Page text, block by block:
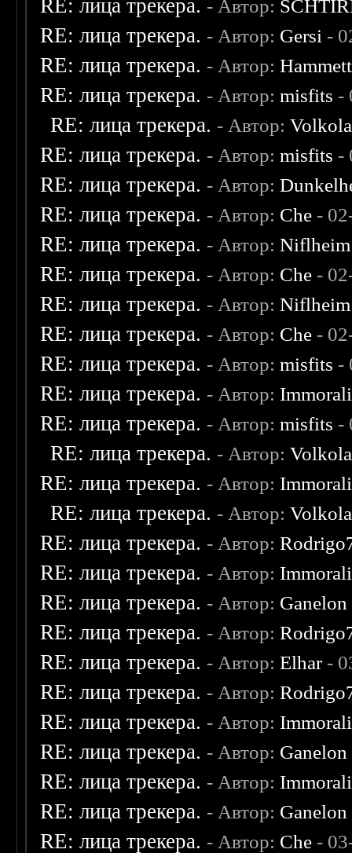
RE: лица трекера. - Автор:
RE: лица трекера. - Автор: Gersi -
RE: лица трекера. - Автор:Hammett
RE: лица трекера. - Автор:misfits -
RE: лица трекера. - Автор:
RE: лица трекера. - Автор:misfits -
RE: лица трекера. - Автор:
RE: лица трекера. - Автор: Che -
RE: лица трекера. - Автор:Niflheim
RE: лица трекера. - Автор: Che -
RE: лица трекера. - Автор:Niflheim
RE: лица трекера. - Автор: Che -
RE: лица трекера. - Автор:misfits -
RE: лица трекера. - Автор:
RE: лица трекера. - Автор:misfits -
RE: лица трекера. - Автор:
RE: лица трекера. - Автор:
RE: лица трекера. - Автор:
RE: лица трекера. - Автор:
RE: лица трекера. - Автор:
RE: лица трекера. - Автор: Ganelon
RE: лица трекера. - Автор:
RE: лица трекера. - Автор:Elhar-
RE: лица трекера. - Автор:
RE: лица трекера. - Автор:
RE: лица трекера. - Автор: Ganelon
RE: лица трекера. - Автор:
RE: лица трекера. - Автор: Ganelon
RE: лица трекера. - Автор: Che -